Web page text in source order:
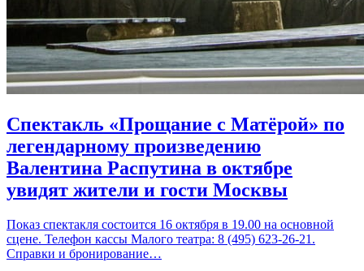
Спектакль «Прощание с Матёрой» по
легендарному произведению
Валентина Распутина в октябре
увидят жители и гости Москвы
Показ спектакля состоится 16 октября в 19.00 на основной
сцене. Телефон кассы Малого театра: 8 (495) 623-26-21.
Справки и бронирование…